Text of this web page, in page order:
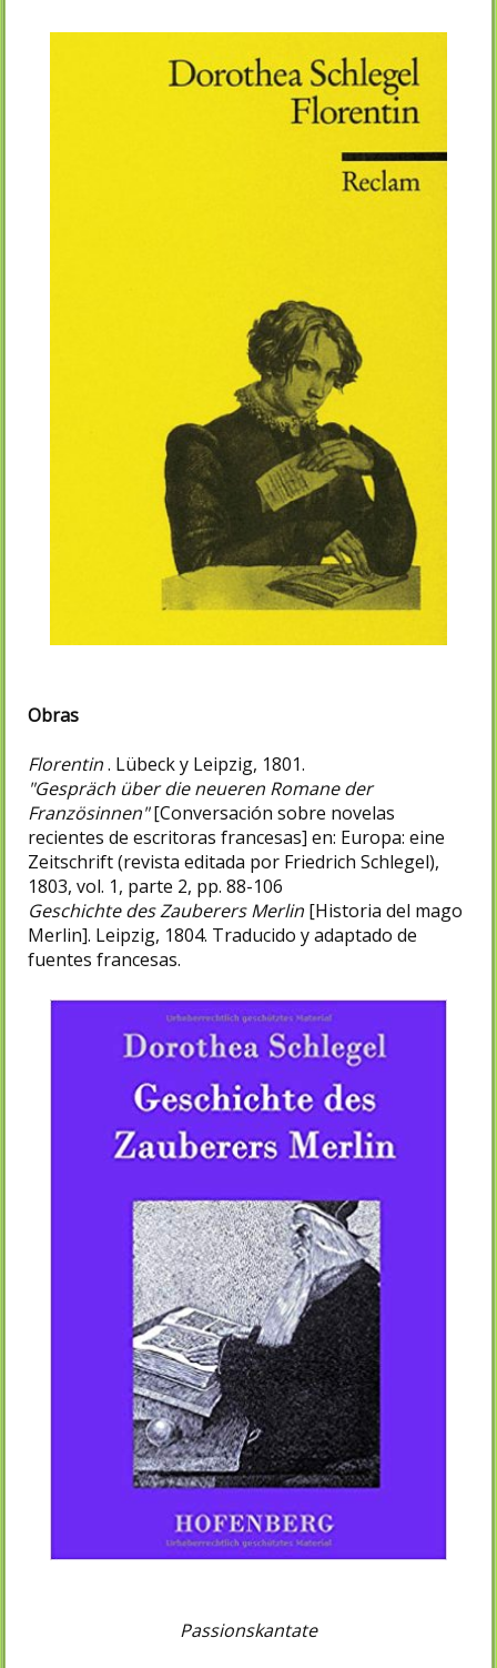
Obras
Florentin. Lübeck y Leipzig, 1801.
"Gespräch über die neueren Romane der
Französinnen"[Conversación sobre novelas
recientes de escritoras francesas] en: Europa: eine
Zeitschrift (revista editada por Friedrich Schlegel),
1803, vol. 1, parte 2, pp. 88-106
Geschichte des Zauberers Merlin [Historia del mago
Merlin]. Leipzig, 1804. Traducido y adaptado de
fuentes francesas.
Passionskantate